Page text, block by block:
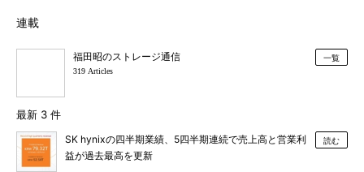
連載
福田昭のストレージ通信
319 Articles
一覧
最新 3 件
SK hynixの四半期業績、5四半期連続で売上高と営業利
益が過去最高を更新
読む